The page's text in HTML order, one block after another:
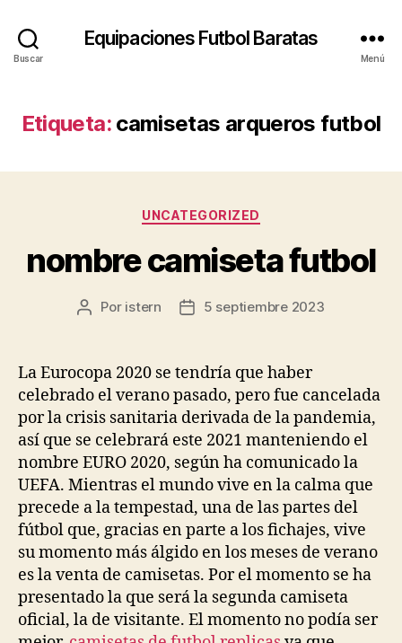
Buscar
Equipaciones Futbol Baratas
Menú
Etiqueta: camisetas arqueros futbol
Categorías
UNCATEGORIZED
nombre camiseta futbol
Autor
entrada
Por istern
Fecha
entrada
5 septiembre 2023
La Eurocopa 2020 se tendría que haber
celebrado el verano pasado, pero fue cancelada
por la crisis sanitaria derivada de la pandemia,
así que se celebrará este 2021 manteniendo el
nombre EURO 2020, según ha comunicado la
UEFA. Mientras el mundo vive en la calma que
precede a la tempestad, una de las partes del
fútbol que, gracias en parte a los fichajes, vive
su momento más álgido en los meses de verano
es la venta de camisetas. Por el momento se ha
presentado la que será la segunda camiseta
oficial, la de visitante. El momento no podía ser